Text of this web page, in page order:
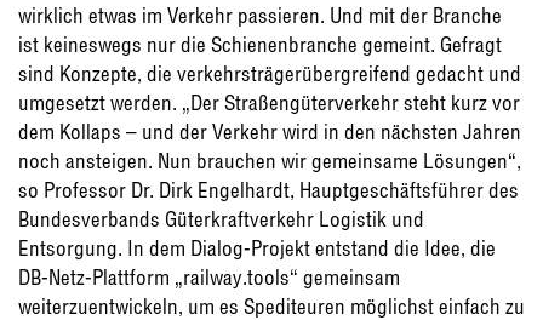
wirklich etwas im Verkehr passieren. Und mit der Branche
ist keineswegs nur die Schienenbranche gemeint. Gefragt
sind Konzepte, die verkehrsträgerübergreifend gedacht und
umgesetzt werden. „Der Straßengüterverkehr steht kurz vor
dem Kollaps – und der Verkehr wird in den nächsten Jahren
noch ansteigen. Nun brauchen wir gemeinsame Lösungen“,
so Professor Dr. Dirk Engelhardt, Hauptgeschäftsführer des
Bundesverbands Güterkraftverkehr Logistik und
Entsorgung. In dem Dialog-Projekt entstand die Idee, die
DB-Netz-Plattform „railway.tools“ gemeinsam
weiterzuentwickeln, um es Spediteuren möglichst einfach zu